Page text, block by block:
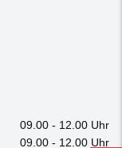
09.00 - 12.00 Uhr
09.00 - 12.00 Uhr